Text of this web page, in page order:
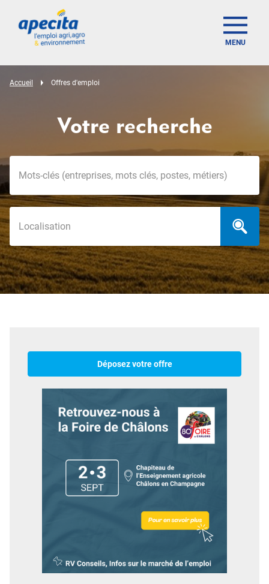
MENU
Accueil Offres d'emploi
Votre recherche
Déposez votre offre